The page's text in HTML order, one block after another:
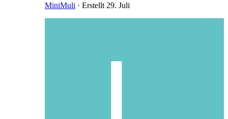
MiniMuli · Erstellt 29. Juli